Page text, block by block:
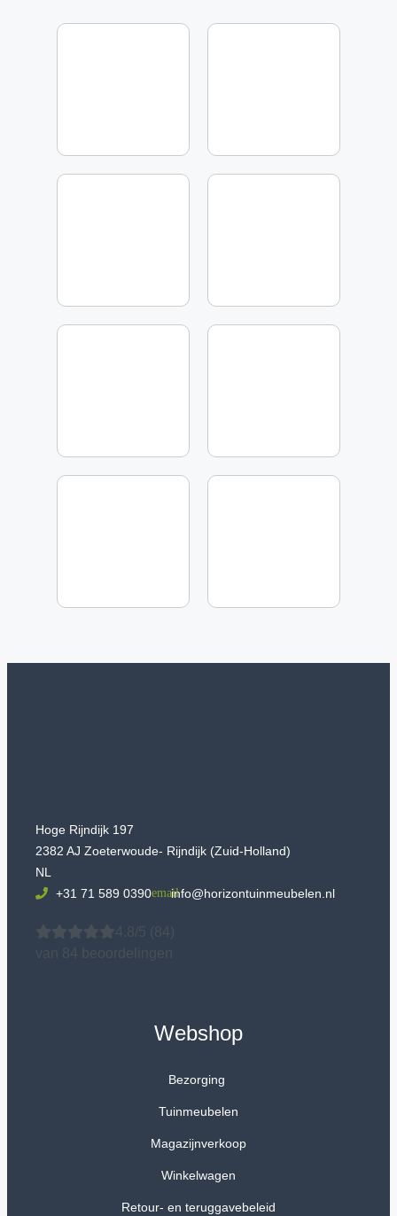
Hoge Rijndijk 197
2382 AJ Zoeterwoude- Rijndijk (Zuid-Holland)
NL
+31 71 589 0390
info@horizontuinmeubelen.nl
4.8/5
(84)
van 84 beoordelingen
Webshop
Bezorging
Tuinmeubelen
Magazijnverkoop
Winkelwagen
Retour- en teruggavebeleid